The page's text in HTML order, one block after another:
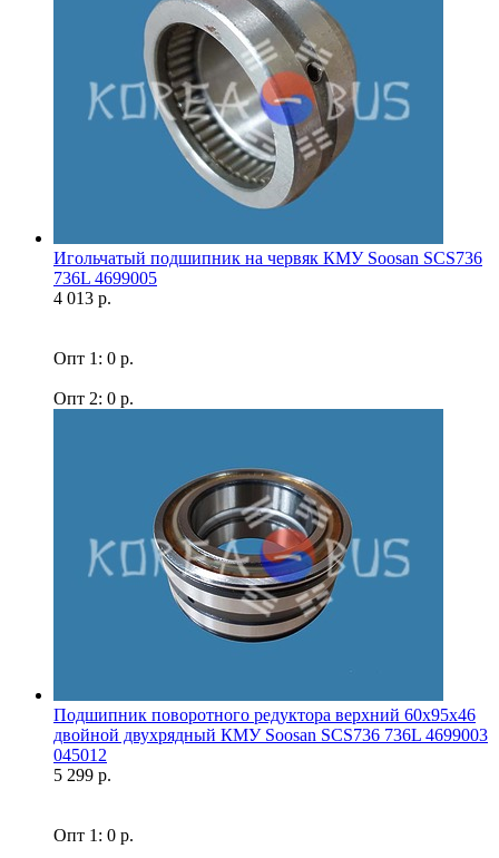
Игольчатый подшипник на червяк КМУ Soosan SCS736
736L 4699005
4 013 р.
Опт 1: 0 р.
Опт 2: 0 р.
Подшипник поворотного редуктора верхний 60x95x46
двойной двухрядный КМУ Soosan SCS736 736L 4699003
045012
5 299 р.
Опт 1: 0 р.